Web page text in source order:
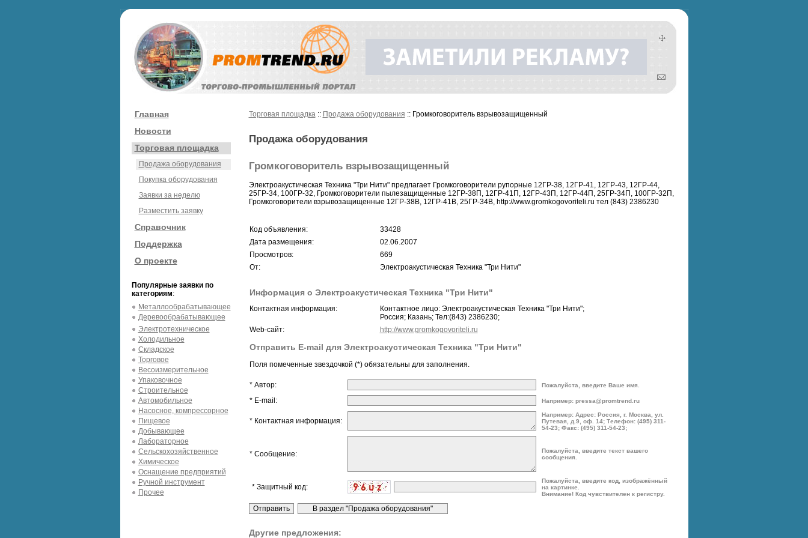
Главная
Новости
Торговая площадка
Продажа оборудования
Покупка оборудования
Заявки за неделю
Разместить заявку
Справочник
Поддержка
О проекте
Популярные заявки по
категориям:
Металлообрабатывающее
Деревообрабатывающее
Электротехническое
Холодильное
Складское
Торговое
Весоизмерительное
Упаковочное
Строительное
Автомобильное
Насосное, компрессорное
Пищевое
Добывающее
Лабораторное
Сельскохозяйственное
Химическое
Оснащение предприятий
Ручной инструмент
Прочее
Торговая площадка:: Продажа оборудования :: Громкоговоритель взрывозащищенный
Продажа оборудования
Громкоговоритель взрывозащищенный
Электроакустическая Техника "Три Нити" предлагает Громкоговорители рупорные 12ГР-38, 12ГР-41, 12ГР-43, 12ГР-44,
25ГР-34, 100ГР-32, Громкоговорители пылезащищенные 12ГР-38П, 12ГР-41П, 12ГР-43П, 12ГР-44П, 25ГР-34П, 100ГР-32П,
Громкоговорители взрывозащищенные 12ГР-38В, 12ГР-41В, 25ГР-34В, http://www.gromkogovoriteli.ru тел (843) 2386230
Код объявления:
33428
Дата размещения:
02.06.2007
Просмотров:
669
От:
Электроакустическая Техника "Три Нити"
Информация о Электроакустическая Техника "Три Нити"
Контактная информация:
Контактное лицо: Электроакустическая Техника "Три Нити";
Россия; Казань; Тел:(843) 2386230;
Web-сайт:
http://www.gromkogovoriteli.ru
Отправить E-mail для Электроакустическая Техника "Три Нити"
Поля помеченные звездочкой (*) обязательны для заполнения.
* Автор: Пожалуйста, введите Ваше имя.
* E-mail: Например: pressa@promtrend.ru
* Контактная информация:
Например: Адрес: Россия, г. Москва, ул.
Путевая, д.9, оф. 14; Телефон: (495) 311-
54-23; Факс: (495) 311-54-23;
* Сообщение:
Пожалуйста, введите текст вашего
сообщения.
* Защитный код:
Пожалуйста, введите код, изображённый
на картинке.
Внимание! Код чувствителен к регистру.
Другие предложения: